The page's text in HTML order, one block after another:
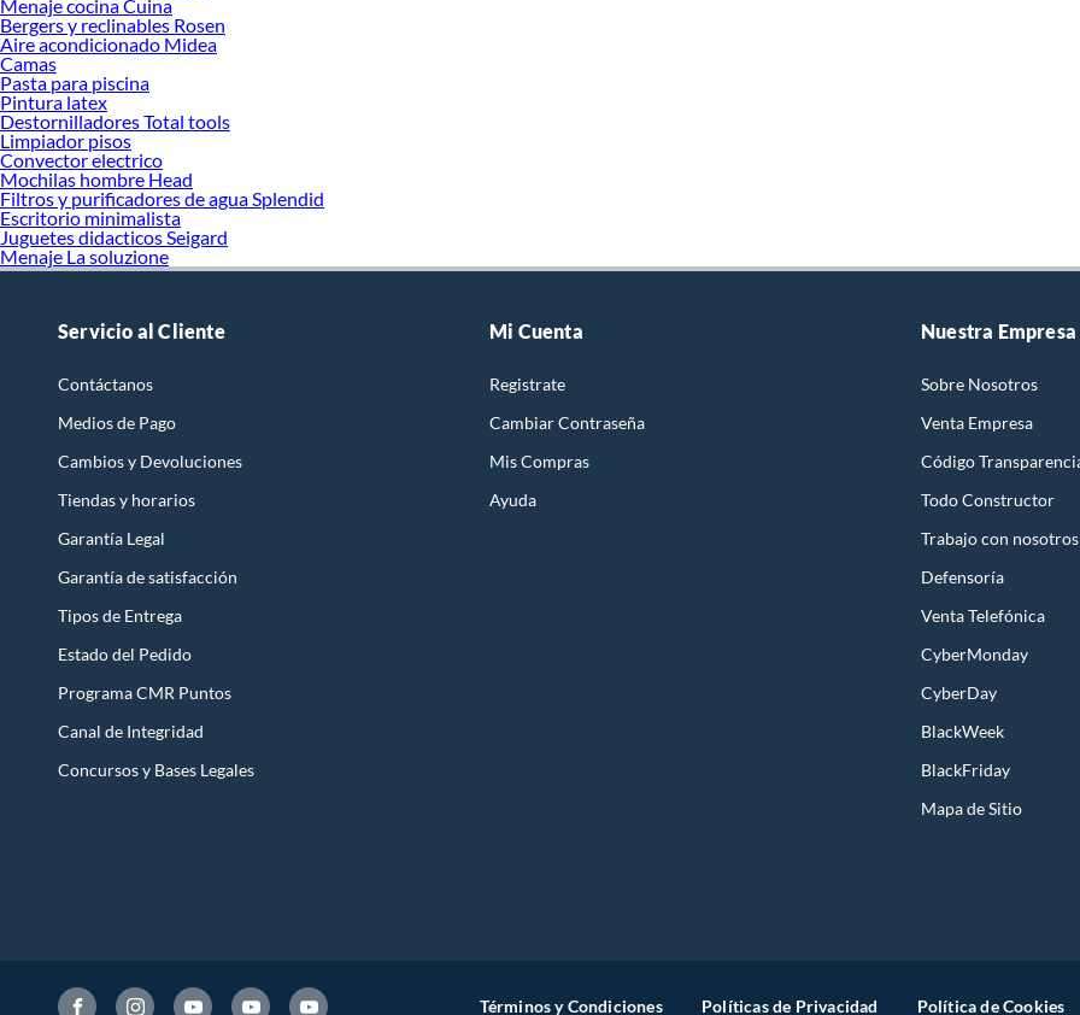
Menaje cocina Cuina
Bergers y reclinables Rosen
Aire acondicionado Midea
Camas
Pasta para piscina
Pintura latex
Destornilladores Total tools
Limpiador pisos
Convector electrico
Mochilas hombre Head
Filtros y purificadores de agua Splendid
Escritorio minimalista
Juguetes didacticos Seigard
Menaje La soluzione
Servicio al Cliente
Contáctanos
Medios de Pago
Cambios y Devoluciones
Tiendas y horarios
Garantía Legal
Garantía de satisfacción
Tipos de Entrega
Estado del Pedido
Programa CMR Puntos
Canal de Integridad
Concursos y Bases Legales
Mi Cuenta
Registrate
Cambiar Contraseña
Mis Compras
Ayuda
Nuestra Empresa
Sobre Nosotros
Venta Empresa
Código
Todo Constructor
Trabajo con nosotros
Defensoría
Venta Telefónica
CyberMonday
CyberDay
BlackWeek
BlackFriday
Mapa de Sitio
Términos y Condiciones Políticas de Privacidad Política de Cookies